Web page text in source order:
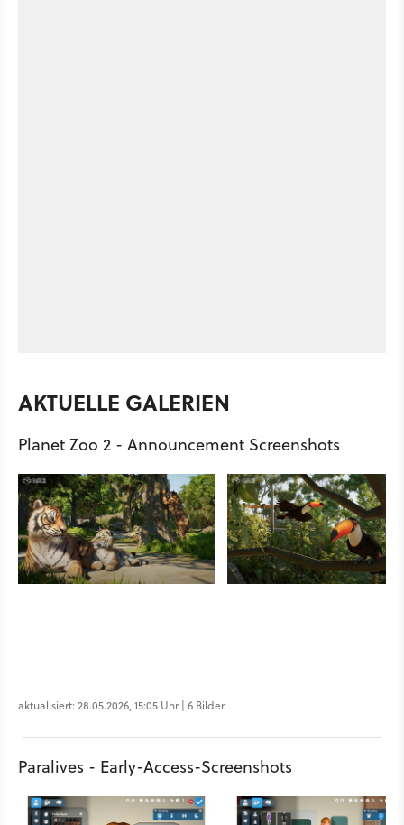
AKTUELLE GALERIEN
Planet Zoo 2 - Announcement Screenshots
aktualisiert: 28.05.2026, 15:05 Uhr | 6 Bilder
Paralives - Early-Access-Screenshots